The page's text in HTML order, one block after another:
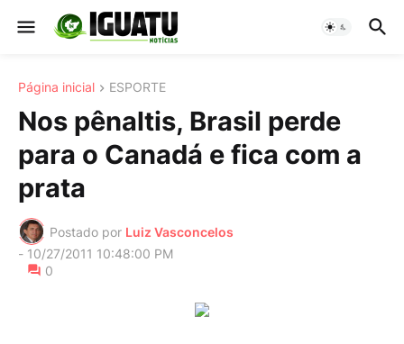
Página inicial ESPORTE
Nos pênaltis, Brasil perde
para o Canadá e fica com a
prata
Postado por Luiz Vasconcelos
- 10/27/2011 10:48:00 PM
0